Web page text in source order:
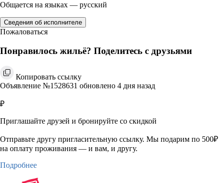
Общается на языках — русский
Сведения об исполнителе
Пожаловаться
Понравилось жильё? Поделитесь с друзьями
Копировать ссылку
Объявление №1528631 обновлено 4 дня назад
₽
Приглашайте друзей и бронируйте со скидкой
Отправьте другу пригласительную ссылку. Мы подарим по 500₽
на оплату проживания — и вам, и другу.
Подробнее